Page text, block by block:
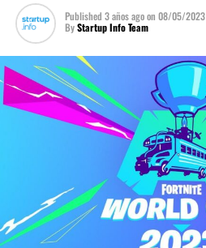
Published 3 años agoon 08/05/2023
ByStartup Info Team